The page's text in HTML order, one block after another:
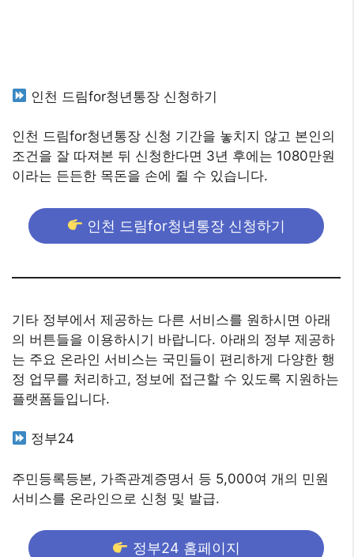
인천 드림for청년통장 신청하기
인천 드림for청년통장 신청 기간을 놓치지 않고 본인의
조건을 잘 따져본 뒤 신청한다면 3년 후에는 1080만원
이라는 든든한 목돈을 손에 쥘 수 있습니다.
인천 드림for청년통장 신청하기
기타 정부에서 제공하는 다른 서비스를 원하시면 아래
의 버튼들을 이용하시기 바랍니다. 아래의 정부 제공하
는 주요 온라인 서비스는 국민들이 편리하게 다양한 행
정 업무를 처리하고, 정보에 접근할 수 있도록 지원하는
플랫폼들입니다.
정부24
주민등록등본, 가족관계증명서 등 5,000여 개의 민원
서비스를 온라인으로 신청 및 발급.
정부24 홈페이지